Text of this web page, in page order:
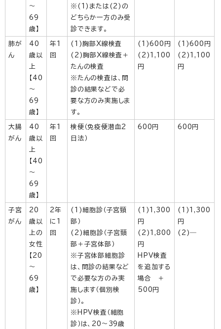
～
69
歳】
※(1)または(2)の
どちらか一方のみ受
診できます。
肺が
ん
40
歳以
上
【40
～
69
歳】
年1
回
(1)胸部X線検査
(2)胸部X線検査＋
たんの検査
※たんの検査は、問
診の結果などで必
要な方のみ実施しま
す。
(1)600円
(2)1,100
円
(1)600円
(2)1,100
円
大腸
がん
40
歳以
上
【40
～
69
歳】
年1
回
検便（免疫便潜血2
日法）
600円 600円
子宮
がん
20
歳以
上の
女性
【20
～
69
歳】
2年
に1
回
(1)細胞診（子宮頸
部）
(2)細胞診（子宮頸
部＋子宮体部）
※子宮体部細胞診
は、問診の結果など
で必要な方のみ実
施します（個別検
診）。
※HPV検査（細胞
診）は、20～39歳
(1)1,300
円
(2)1,800
円
HPV検査
を追加する
場合 ＋
500円
(1)1,300
円
(2)―